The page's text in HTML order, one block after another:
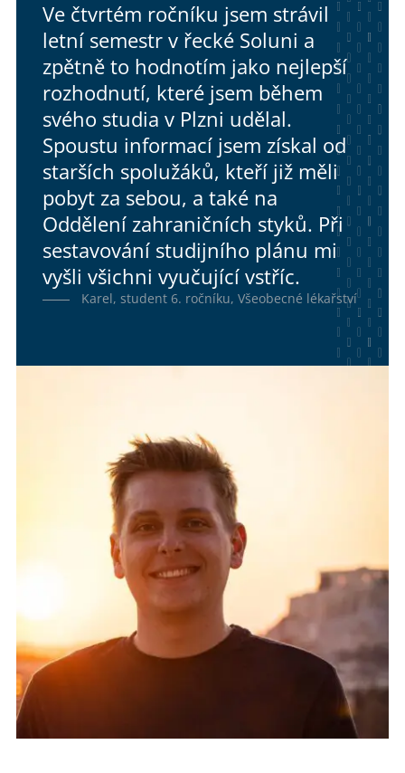
Ve čtvrtém ročníku jsem strávil
letní semestr v řecké Soluni a
zpětně to hodnotím jako nejlepší
rozhodnutí, které jsem během
svého studia v Plzni udělal.
Spoustu informací jsem získal od
starších spolužáků, kteří již měli
pobyt za sebou, a také na
Oddělení zahraničních styků. Při
sestavování studijního plánu mi
vyšli všichni vyučující vstříc.
Karel, student 6. ročníku, Všeobecné lékařství